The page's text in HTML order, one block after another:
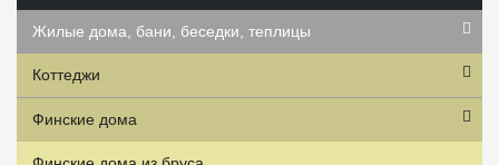
Жилые дома, бани, беседки, теплицы
Коттеджи
Финские дома